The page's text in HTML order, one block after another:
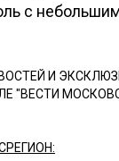
с
И
"ВЕСТИ